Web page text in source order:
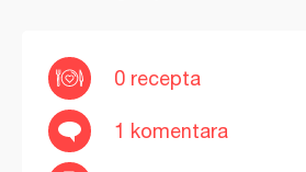
0 recepta
1 komentara